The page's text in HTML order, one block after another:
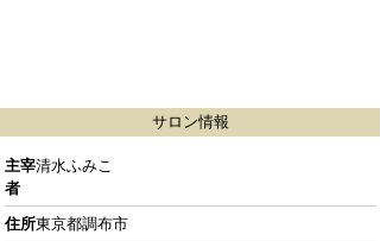
サロン情報
主宰
者
清水ふみこ
住所東京都調布市